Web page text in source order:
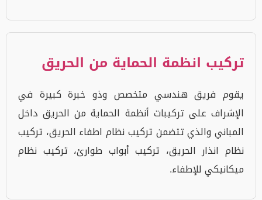
تركيب انظمة الحماية من الحريق
يقوم فريق هندسي متخصص وذو خبرة كبيرة في
الإشراف على تركيبات أنظمة الحماية من الحريق داخل
المباني والذي تتضمن تركيب نظام اطفاء الحريق، تركيب
نظام انذار الحريق، تركيب أبواب طوارئ، تركيب نظام
ميكانيكي للإطفاء.